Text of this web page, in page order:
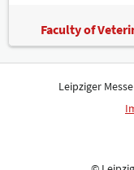
Faculty of
Leipziger